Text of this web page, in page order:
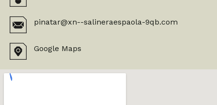
pinatar@xn--salineraespaola-9qb.com
Google Maps